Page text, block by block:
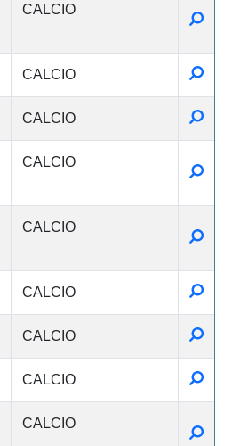
CALCIO
CALCIO
CALCIO
CALCIO
CALCIO
CALCIO
CALCIO
CALCIO
CALCIO